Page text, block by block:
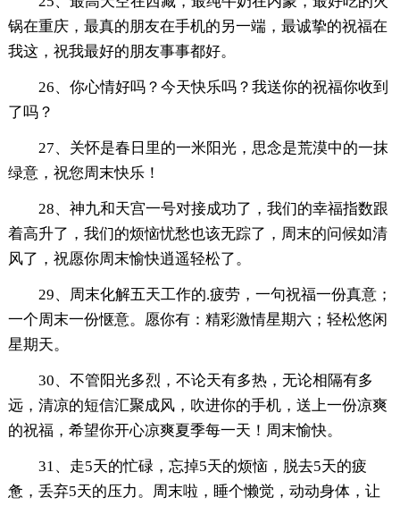
锅在重庆，最真的朋友在手机的另一端，最诚挚的祝福在
我这，祝我最好的朋友事事都好。
26、你心情好吗？今天快乐吗？我送你的祝福你收到
了吗？
27、关怀是春日里的一米阳光，思念是荒漠中的一抹
绿意，祝您周末快乐！
28、神九和天宫一号对接成功了，我们的幸福指数跟
着高升了，我们的烦恼忧愁也该无踪了，周末的问候如清
风了，祝愿你周末愉快逍遥轻松了。
29、周末化解五天工作的.疲劳，一句祝福一份真意；
一个周末一份惬意。愿你有：精彩激情星期六；轻松悠闲
星期天。
30、不管阳光多烈，不论天有多热，无论相隔有多
远，清凉的短信汇聚成风，吹进你的手机，送上一份凉爽
的祝福，希望你开心凉爽夏季每一天！周末愉快。
31、走5天的忙碌，忘掉5天的烦恼，脱去5天的疲
惫，丢弃5天的压力。周末啦，睡个懒觉，动动身体，让